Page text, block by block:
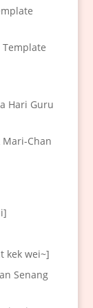
Template
Hari Guru
Chan
kek wei~]
Senang